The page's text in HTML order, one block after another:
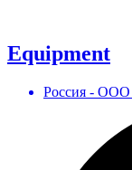
Equipment
Россия - ООО